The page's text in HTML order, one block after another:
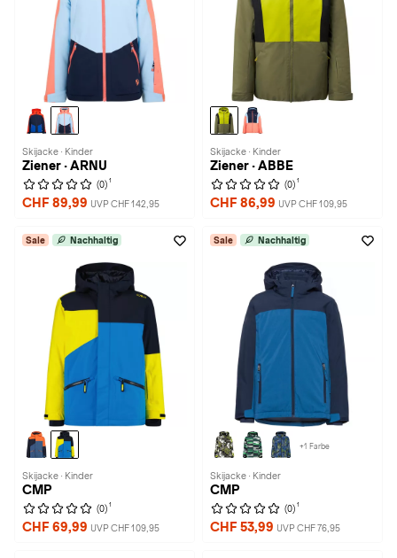
Skijacke · Kinder
Ziener · ARNU
(0) 1
CHF 89,99 UVP CHF 142,95
Skijacke · Kinder
Ziener · ABBE
(0) 1
CHF 86,99 UVP CHF 109,95
Sale Nachhaltig
Skijacke · Kinder
CMP
(0) 1
CHF 69,99 UVP CHF 109,95
Sale Nachhaltig
+1 Farbe
Skijacke · Kinder
CMP
(0) 1
CHF 53,99 UVP CHF 76,95